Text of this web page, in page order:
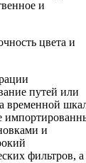
и
цвета и
путей или
временной
и
фильтров, а